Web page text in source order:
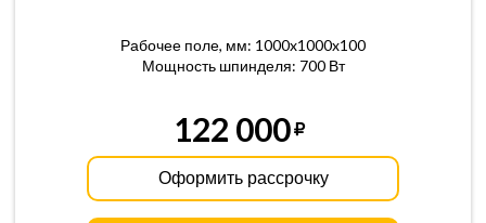
Рабочее поле, мм: 1000x1000x100
Мощность шпинделя: 700 Вт
122 000
Оформить рассрочку